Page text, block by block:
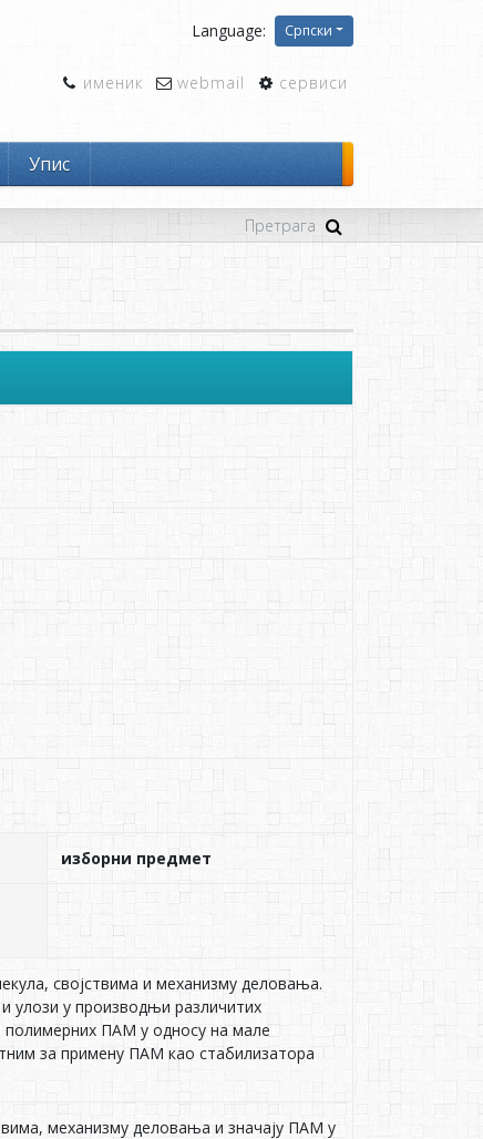
Language: Српски
именик webmail сервиси
Упис
изборни предмет
својствима и механизму деловања.
у производњи различитих
полимерних ПАМ у односу на мале
за примену ПАМ као стабилизатора
механизму деловања и значају ПАМ у